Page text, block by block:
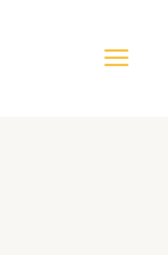
Menu